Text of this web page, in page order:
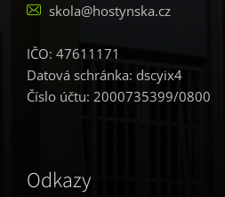
skola@hostynska.cz
IČO: 47611171
Datová schránka: dscyix4
Číslo účtu: 2000735399/0800
Odkazy